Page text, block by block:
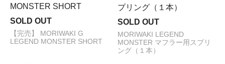
MONSTER SHORT
SOLD OUT
【完売】 MORIWAKI G
LEGEND MONSTER SHORT
プリング（１本）
SOLD OUT
MORIWAKI LEGEND
MONSTER マフラー用スプリ
ング（１本）